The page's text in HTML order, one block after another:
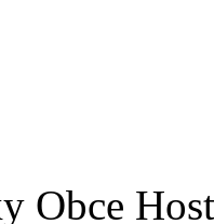
Obce